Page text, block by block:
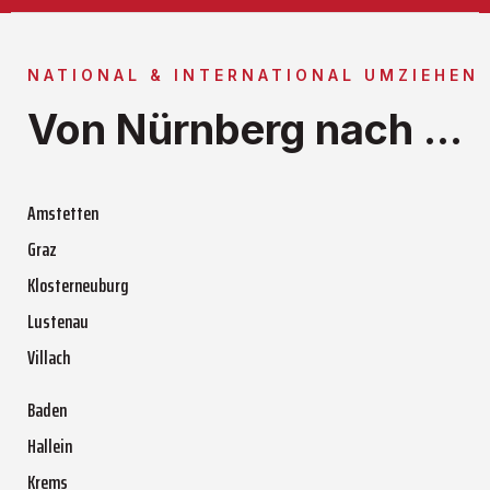
NATIONAL & INTERNATIONAL UMZIEHEN
Von Nürnberg nach ...
Amstetten
Graz
Klosterneuburg
Lustenau
Villach
Baden
Hallein
Krems